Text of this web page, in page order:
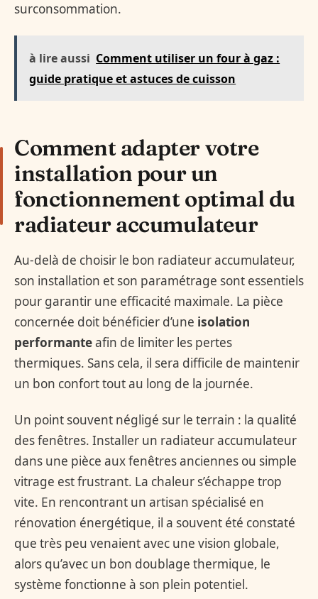
surconsommation.
à lire aussi Comment utiliser un four à gaz :
guide pratique et astuces de cuisson
Comment adapter votre
installation pour un
fonctionnement optimal du
radiateur accumulateur
Au-delà de choisir le bon radiateur accumulateur,
son installation et son paramétrage sont essentiels
pour garantir une efficacité maximale. La pièce
concernée doit bénéficier d’une isolation
performanteafin de limiter les pertes
thermiques. Sans cela, il sera difficile de maintenir
un bon confort tout au long de la journée.
Un point souvent négligé sur le terrain : la qualité
des fenêtres. Installer un radiateur accumulateur
dans une pièce aux fenêtres anciennes ou simple
vitrage est frustrant. La chaleur s’échappe trop
vite. En rencontrant un artisan spécialisé en
rénovation énergétique, il a souvent été constaté
que très peu venaient avec une vision globale,
alors qu’avec un bon doublage thermique, le
système fonctionne à son plein potentiel.